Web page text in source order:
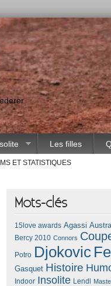
Les filles
ET STATISTIQUES
Mots-clés
15love awards Agassi
Bercy 2010 Connors
Potro Djokovic
Gasquet Histoire
Indoor Insolite Lendl